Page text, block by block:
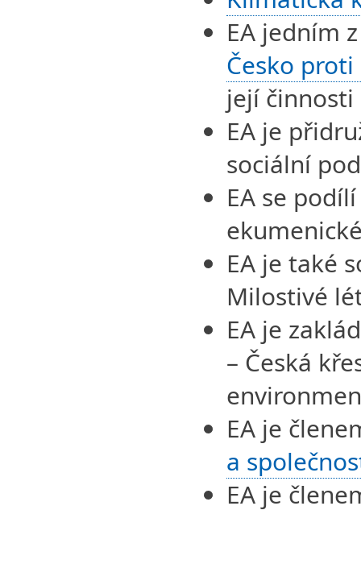
EA jedním
Česko
její činnosti
EA je
sociální
EA se
EA je také
Milostivé
EA je
– Česká
EA je
a
EA je